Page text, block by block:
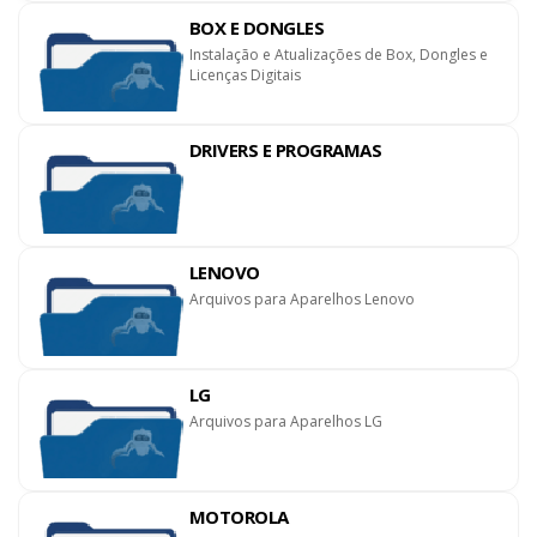
BOX E DONGLES
Instalação e Atualizações de Box, Dongles e
Licenças Digitais
DRIVERS E PROGRAMAS
LENOVO
Arquivos para Aparelhos Lenovo
LG
Arquivos para Aparelhos LG
MOTOROLA